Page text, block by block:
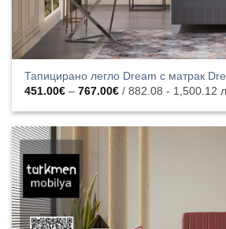
Тапицирано легло Dream с матрак
451.00€ – 767.00€Price
451.00€
767.00€
/ 882.08 - 1,500.12